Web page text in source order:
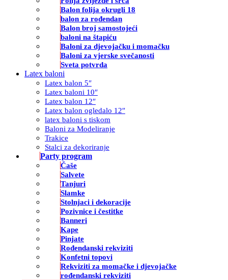
Balon folija okrugli 18
balon za rođendan
Balon broj samostojeći
baloni na štapiću
Baloni za djevojačku i momačku
Baloni za vjerske svečanosti
Sveta potvrda
Latex baloni
Latex balon 5″
Latex baloni 10″
Latex balon 12″
Latex balon ogledalo 12″
latex baloni s tiskom
Baloni za Modeliranje
Trakice
Stalci za dekoriranje
Party program
Čaše
Salvete
Tanjuri
Slamke
Stolnjaci i dekoracije
Pozivnice i čestitke
Banneri
Kape
Pinjate
Rođendanski rekviziti
Konfetni topovi
Rekviziti za momačke i djevojačke
rođendanski rekviziti